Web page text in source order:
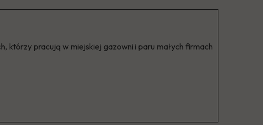
którzy pracują w miejskiej gazowni i paru małych firmach